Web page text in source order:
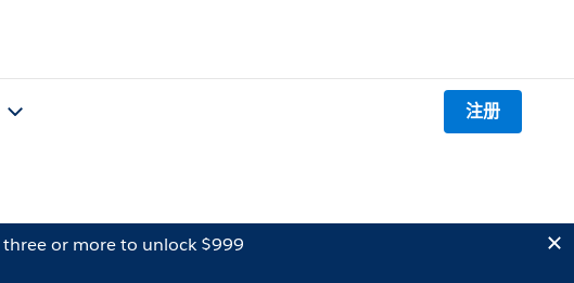
注册
three or more to unlock $999